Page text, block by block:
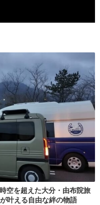
空を超えた大分・由布院旅
叶える自由な絆の物語